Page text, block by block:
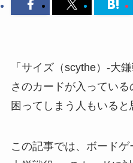
「サイズ（scythe）-大
さのカードが入ってい
困ってしまう人もいると
この記事では、ボード